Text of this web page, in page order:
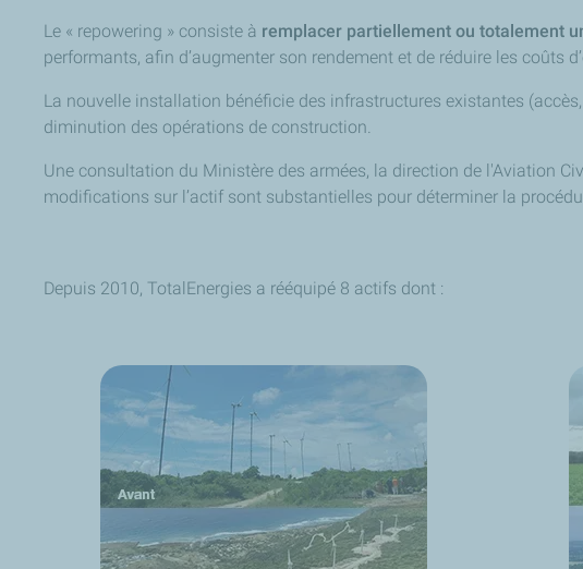
Le « repowering » consiste à remplacer partiellement ou totalement
performants, afin d’augmenter son rendement et de réduire les coûts
La nouvelle installation bénéficie des infrastructures existantes
diminution des opérations de construction.
Une consultation du Ministère des armées, la direction de l'Aviation
modifications sur l’actif sont substantielles pour déterminer la
Depuis 2010, TotalEnergies a rééquipé 8 actifs dont :